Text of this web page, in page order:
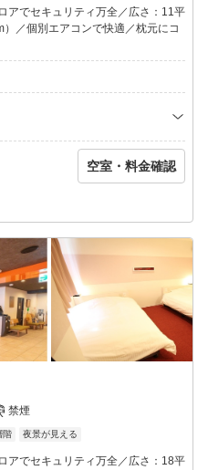
アでセキュリティ万全／広さ：11平
／個別エアコンで快適／枕元にコ
空室・料金確認
禁煙
階 夜景が見える
アでセキュリティ万全／広さ：18平